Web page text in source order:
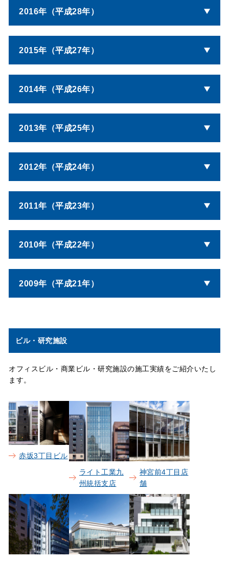
2016年（平成28年）
2015年（平成27年）
2014年（平成26年）
2013年（平成25年）
2012年（平成24年）
2011年（平成23年）
2010年（平成22年）
2009年（平成21年）
ビル・研究施設
オフィスビル・商業ビル・研究施設の施工実績をご紹介いたし
ます。
赤坂3丁目ビル
ライト工業九
州統括支店
神宮前4丁目店
舗